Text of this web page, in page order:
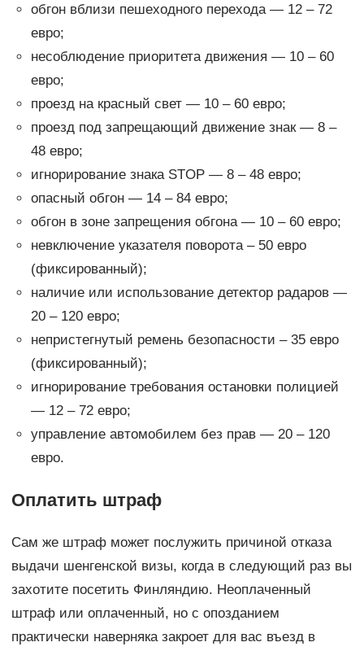
обгон вблизи пешеходного перехода — 12 – 72
евро;
несоблюдение приоритета движения — 10 – 60
евро;
проезд на красный свет — 10 – 60 евро;
проезд под запрещающий движение знак — 8 –
48 евро;
игнорирование знака STOP — 8 – 48 евро;
опасный обгон — 14 – 84 евро;
обгон в зоне запрещения обгона — 10 – 60 евро;
невключение указателя поворота – 50 евро
(фиксированный);
наличие или использование детектор радаров —
20 – 120 евро;
непристегнутый ремень безопасности – 35 евро
(фиксированный);
игнорирование требования остановки полицией
— 12 – 72 евро;
управление автомобилем без прав — 20 – 120
евро.
Оплатить штраф
Сам же штраф может послужить причиной отказа
выдачи шенгенской визы, когда в следующий раз вы
захотите посетить Финляндию. Неоплаченный
штраф или оплаченный, но с опозданием
практически наверняка закроет для вас въезд в